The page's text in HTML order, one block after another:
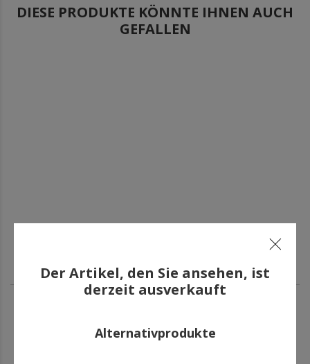
DIESE PRODUKTE KÖNNTE IHNEN AUCH
GEFALLEN
ANDERE HABEN AUCH GEKAUFT
Der Artikel, den Sie ansehen, ist
derzeit ausverkauft
Alternativprodukte